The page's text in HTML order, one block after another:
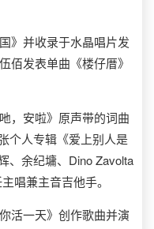
并收录于水晶唱片发
佰发表单曲《楼仔厝》
安啦》原声带的词曲
个人专辑《爱上别人是
、余纪墉、Dino Zavolta
唱兼主音吉他手。
一天》创作歌曲并演